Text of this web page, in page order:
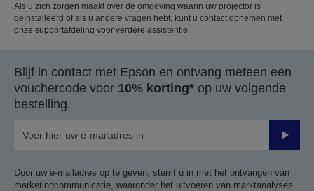
Als u zich zorgen maakt over de omgeving waarin uw projector is
geïnstalleerd of als u andere vragen hebt, kunt u contact opnemen met
onze supportafdeling voor verdere assistentie.
Blijf in contact met Epson en ontvang meteen een
vouchercode voor 10% korting* op uw volgende
bestelling.
Door uw e-mailadres op te geven, stemt u in met het ontvangen van
marketingcommunicatie, waaronder het uitvoeren van marktanalyses